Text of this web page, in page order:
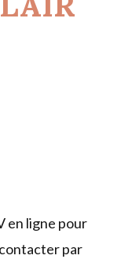
en ligne pour
par